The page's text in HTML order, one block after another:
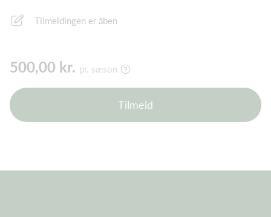
Tilmeldingen er åben
500,00 kr. pr. sæson
Tilmeld